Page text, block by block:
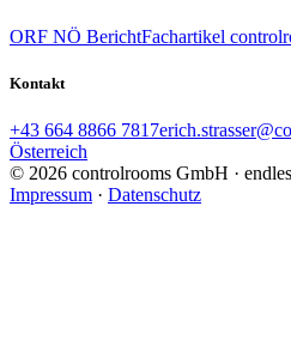
ORF NÖ BerichtFachartikel
Kontakt
+43 664 8866 7817
Österreich
© 2026 controlrooms GmbH ·
Impressum · Datenschutz